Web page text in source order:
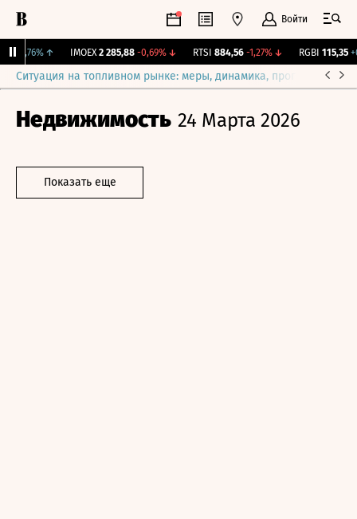
Войти
+0,76%↑ IMOEX 2 285,88 -0,69%↓ RTSI 884,56 -1,27%↓ RGBI 115,35
Ситуация на топливном рынке: меры, динамика, прогнозы
Недвижимость 24 Марта 2026
Показать еще